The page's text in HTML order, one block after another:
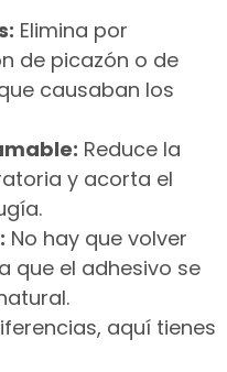
Elimina por
de picazón o de
causaban los
Reduce la
y acorta el
No hay que volver
que el adhesivo se
aquí tienes